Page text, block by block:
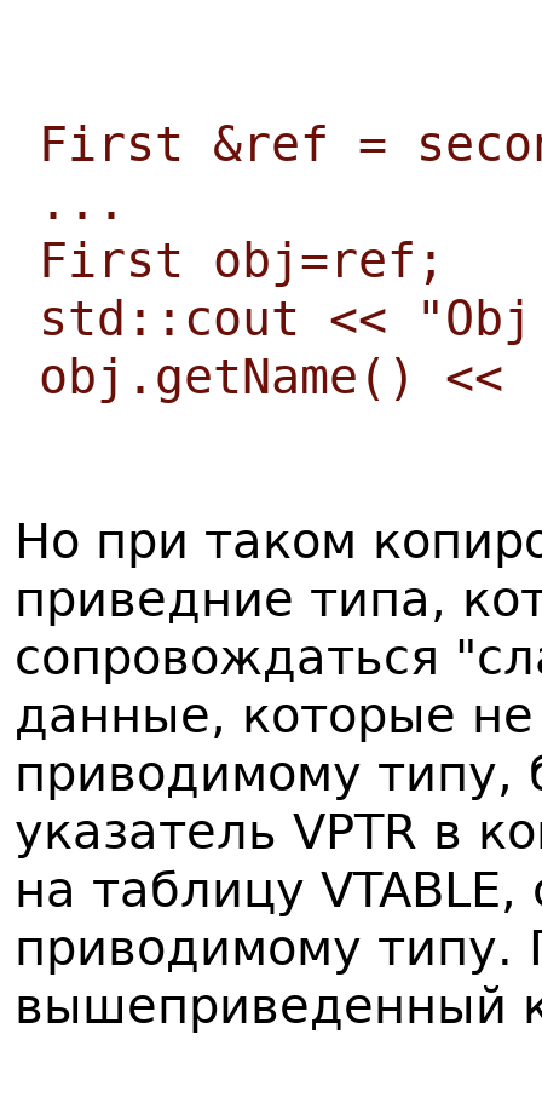
First &ref =
...
First obj=ref;
std::cout <<
obj.getName()
Но при таком
приведние типа,
сопровождаться
данные, которые не
приводимому типу,
указатель VPTR в
на таблицу
приводимому типу.
вышеприведенный